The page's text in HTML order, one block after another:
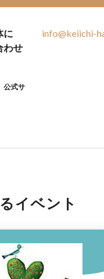
に
わせ
info@keiichi-
公式サ
イベント